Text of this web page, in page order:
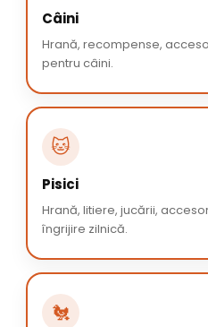
Câini
Hrană, recompense,
pentru câini.
🐱
Pisici
Hrană, litiere, jucării,
îngrijire zilnică.
🐔